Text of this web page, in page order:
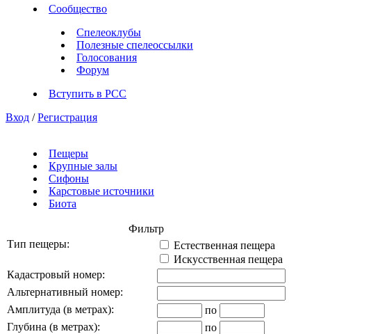
Сообщество
Спелеоклубы
Полезные спелеоссылки
Голосования
Форум
Вступить в РСС
Вход / Регистрация
Пещеры
Крупные залы
Сифоны
Карстовые источники
Биота
Фильтр
Тип пещеры:
Естественная пещера
Искусственная пещера
Кадастровый номер:
Альтернативный номер:
Амплитуда (в метрах):
по
Глубина (в метрах):
по